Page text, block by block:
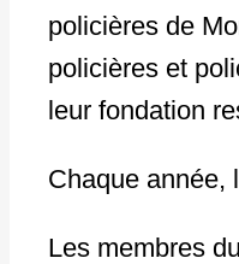
policières de
policières et
leur fondation
Chaque année,
Les membres